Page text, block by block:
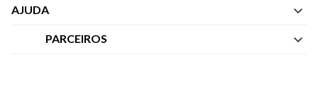
Quem Somos
AJUDA
Central de Atendimento
PARCEIROS